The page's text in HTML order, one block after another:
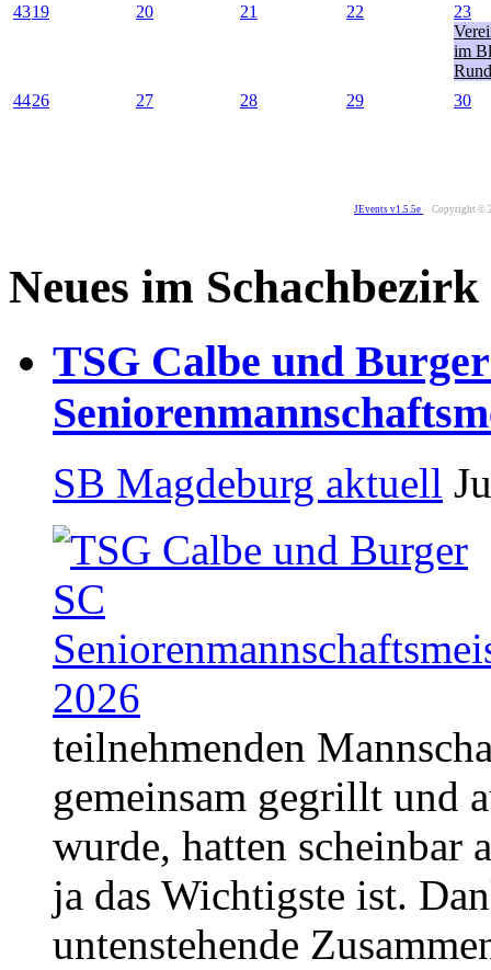
4319 20 21 22
23
im
4426 27 28 29 30
JEvents v1.5.5e Copyright ©
Neues im Schachbezirk
TSG Calbe und
SB Magdeburg aktuell
teilnehmenden
gemeinsam gegrillt und
wurde, hatten scheinbar
ja das Wichtigste ist.
untenstehende